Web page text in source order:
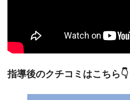
指導後のクチコミはこちら👇